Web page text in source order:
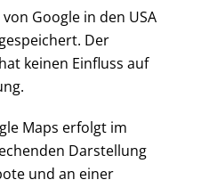
Google in den USA
Der
keinen Einfluss auf
Maps erfolgt im
Darstellung
und an einer